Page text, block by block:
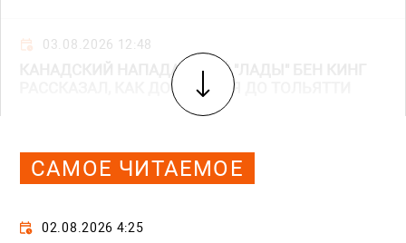
03.08.2026 12:48
КАНАДСКИЙ НАПАДАЮЩИЙ "ЛАДЫ" БЕН КИНГ
РАССКАЗАЛ, КАК ДОБИРАЛСЯ ДО ТОЛЬЯТТИ
САМОЕ ЧИТАЕМОЕ
02.08.2026 4:25